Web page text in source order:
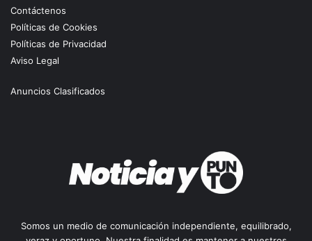
Contáctenos
Políticas de Cookies
Políticas de Privacidad
Aviso Legal
Anuncios Clasificados
Somos un medio de comunicación independiente, equilibrado,